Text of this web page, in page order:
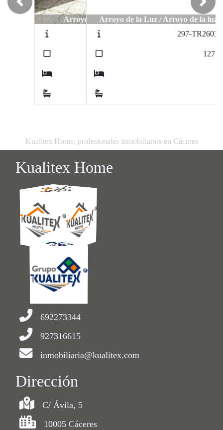
Arroyo de la Luz / Arroyo de la luz
297-TR260313
Previous Next
Kualitex Home, profesionales inmobiliarios en Cáceres
Kualitex Home
692273344
927316615
inmobiliaria@kualitex.com
Dirección
C/ Ávila, 5
10005 Cáceres